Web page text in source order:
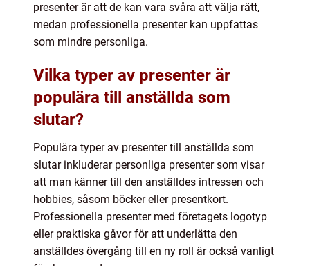
presenter är att de kan vara svåra att välja rätt,
medan professionella presenter kan uppfattas
som mindre personliga.
Vilka typer av presenter är
populära till anställda som
slutar?
Populära typer av presenter till anställda som
slutar inkluderar personliga presenter som visar
att man känner till den anställdes intressen och
hobbies, såsom böcker eller presentkort.
Professionella presenter med företagets logotyp
eller praktiska gåvor för att underlätta den
anställdes övergång till en ny roll är också vanligt